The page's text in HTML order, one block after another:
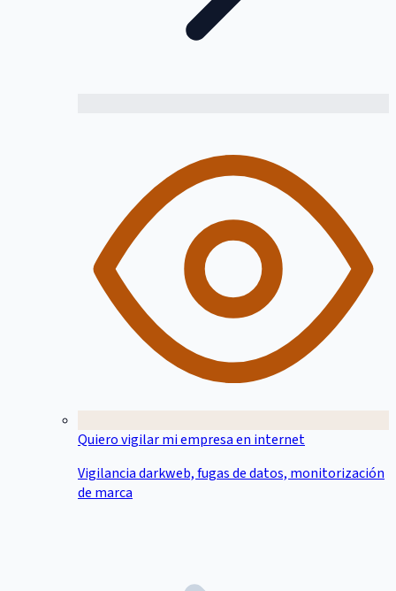
Quiero vigilar mi empresa en internet
Vigilancia darkweb, fugas de datos, monitorización
de marca